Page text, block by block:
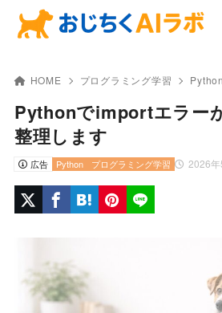
HOME プログラミング学習 Python
Pythonでimportエラー
整理します
広告 2026
Python プログラミング学習